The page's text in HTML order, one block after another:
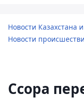
Новости Казахстана
Новости
Ссора